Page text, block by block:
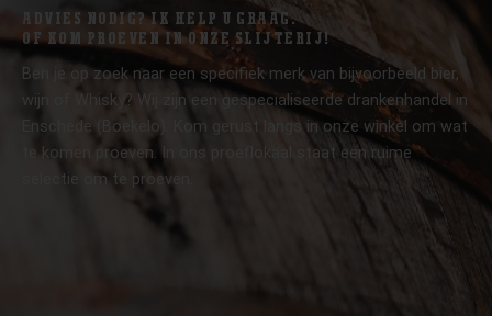
ADVIES NODIG? IK HELP U GRAAG.
OF KOM PROEVEN IN ONZE SLIJTERIJ!
Ben je op zoek naar een specifiek merk van bijvoorbeeld bier,
wijn of Whisky? Wij zijn een gespecialiseerde drankenhandel in
Enschede (Boekelo). Kom gerust langs in onze winkel om wat
te komen proeven. In ons proeflokaal staat een ruime
selectie om te proeven.